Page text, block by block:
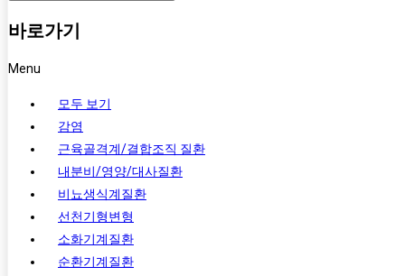
바로가기
Menu
모두 보기
감염
근육골격계/결합조직 질환
내분비/영양/대사질환
비뇨생식계질환
선천기형변형
소화기계질환
순환기계질환